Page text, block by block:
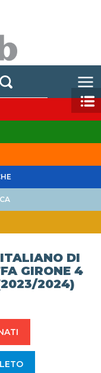
DI
GIRONE 4
2024)